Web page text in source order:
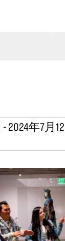
- 2024年7月